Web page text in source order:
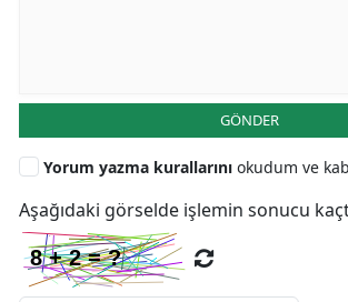
GÖNDER
Yorum yazma kurallarını okudum ve
Aşağıdaki görselde işlemin sonucu